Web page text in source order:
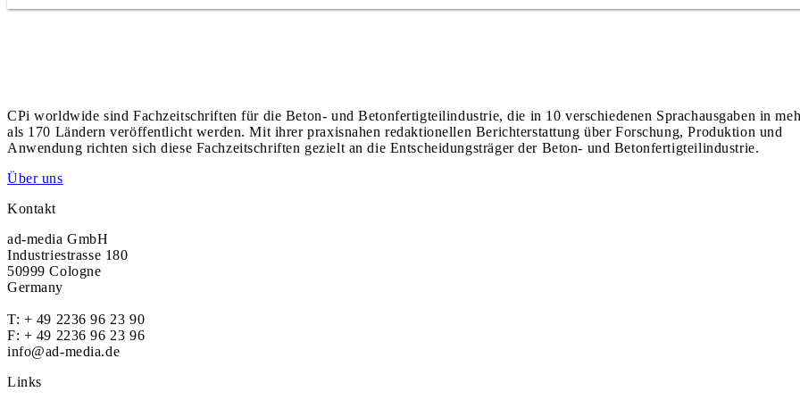
CPi worldwide sind Fachzeitschriften für die Beton- und Betonfertigteilindustrie, die in 10 verschiedenen Sprachausgaben in
als 170 Ländern veröffentlicht werden. Mit ihrer praxisnahen redaktionellen Berichterstattung über Forschung, Produktion und
Anwendung richten sich diese Fachzeitschriften gezielt an die Entscheidungsträger der Beton- und Betonfertigteilindustrie.
Über uns
Kontakt
ad-media GmbH
Industriestrasse 180
50999 Cologne
Germany
T: + 49 2236 96 23 90
F: + 49 2236 96 23 96
info@ad-media.de
Links